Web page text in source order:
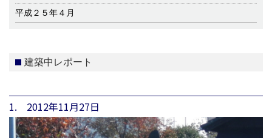
平成２５年４月
建築中レポート
1. 2012年11月27日